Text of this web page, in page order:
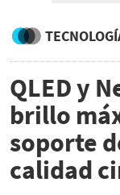
QLED y
brillo
soporte
calidad